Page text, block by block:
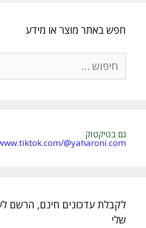
חפש באתר מוצר או מידע
חיפוש:
גם בטיקטוק
@yaharoni.com
לקבלת עדכונים חינם, הרשם
שלי